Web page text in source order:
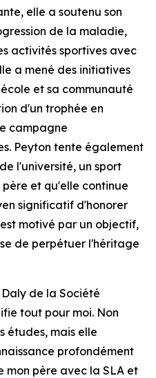
elle a soutenu son
de la maladie,
activités sportives avec
a mené des initiatives
et sa communauté
d'un trophée en
campagne
Peyton tente également
l'université, un sport
et qu'elle continue
significatif d'honorer
motivé par un objectif,
de perpétuer l'héritage
de la Société
tout pour moi. Non
études, mais elle
profondément
mon père avec la SLA et